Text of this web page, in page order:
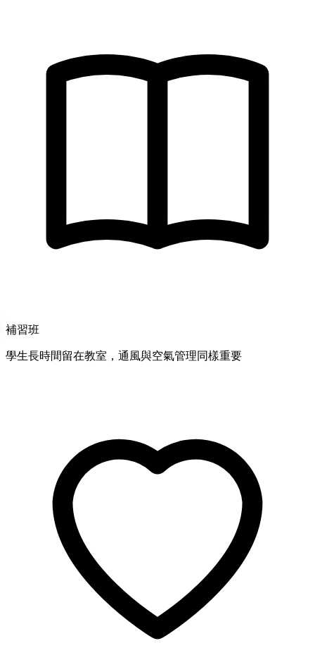
補習班
學生長時間留在教室，通風與空氣管理同樣重要